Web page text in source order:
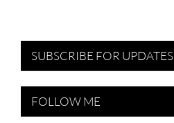
SUBSCRIBE FOR UPDATES
FOLLOW ME